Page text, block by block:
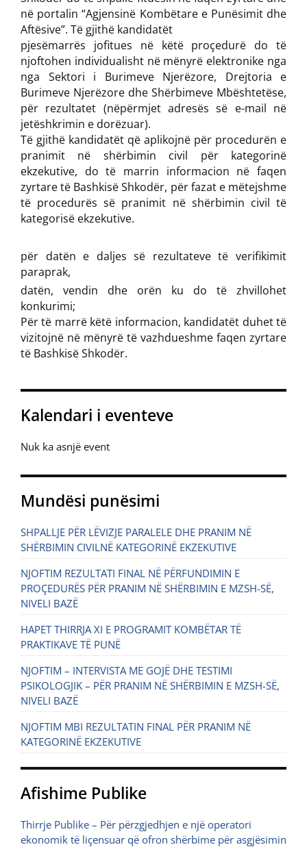
në portalin “Agjensinë Kombëtare e Punësimit dhe
Aftësive”. Të gjithë kandidatët
pjesëmarrës jofitues në këtë proçedurë do të
njoftohen individualisht në mënyrë elektronike nga
nga Sektori i Burimeve Njerëzore, Drejtoria e
Burimeve Njerëzore dhe Shërbimeve Mbështetëse,
për rezultatet (nëpërmjet adresës së e-mail në
jetëshkrimin e dorëzuar).
Të gjithë kandidatët që aplikojnë për procedurën e
pranimit në shërbimin civil për kategorinë
ekzekutive, do të marrin informacion në faqen
zyrtare të Bashkisë Shkodër, për fazat e mëtejshme
të procedurës së pranimit në shërbimin civil të
kategorisë ekzekutive.
për datën e daljes së rezultateve të verifikimit
paraprak,
datën, vendin dhe orën ku do të zhvillohet
konkurimi;
Për të marrë këtë informacion, kandidatët duhet të
vizitojnë në mënyrë të vazhdueshme faqen zyrtare
të Bashkisë Shkodër.
Kalendari i eventeve
Nuk ka asnjë event
Mundësi punësimi
SHPALLJE PËR LËVIZJE PARALELE DHE PRANIM NË
SHËRBIMIN CIVILNË KATEGORINË EKZEKUTIVE
NJOFTIM REZULTATI FINAL NË PËRFUNDIMIN E
PROÇEDURËS PËR PRANIM NË SHËRBIMIN E MZSH-SË,
NIVELI BAZË
HAPET THIRRJA XI E PROGRAMIT KOMBËTAR TË
PRAKTIKAVE TË PUNË
NJOFTIM – INTERVISTA ME GOJË DHE TESTIMI
PSIKOLOGJIK – PËR PRANIM NË SHËRBIMIN E MZSH-SË,
NIVELI BAZË
NJOFTIM MBI REZULTATIN FINAL PËR PRANIM NË
KATEGORINË EKZEKUTIVE
Afishime Publike
Thirrje Publike – Për përzgjedhjen e një operatori
ekonomik të liçensuar që ofron shërbime për asgjësimin